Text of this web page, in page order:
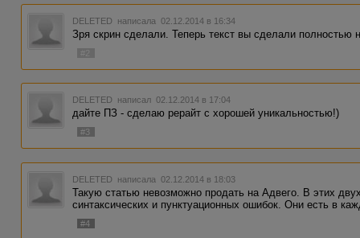
DELETED написала 02.12.2014 в 16:34
Зря скрин сделали. Теперь текст вы сделали полностью
#2
DELETED написал 02.12.2014 в 17:04
дайте ПЗ - сделаю рерайт с хорошей уникальностью!)
#3
DELETED написала 02.12.2014 в 18:03
Такую статью невозможно продать на Адвего. В этих
синтаксических и пунктуационных ошибок. Они есть в
#4